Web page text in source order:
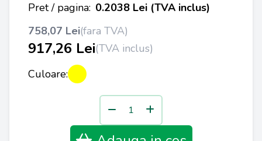
Pret / pagina: 0.2038 Lei (TVA inclus)
758,07 Lei(fara TVA)
917,26 Lei(TVA inclus)
Culoare: